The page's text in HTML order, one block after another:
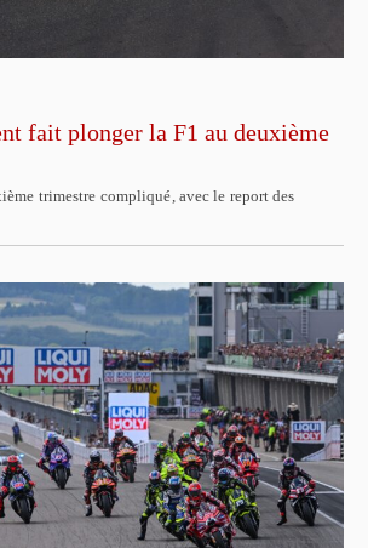
fait plonger la F1 au deuxième
trimestre compliqué, avec le report des